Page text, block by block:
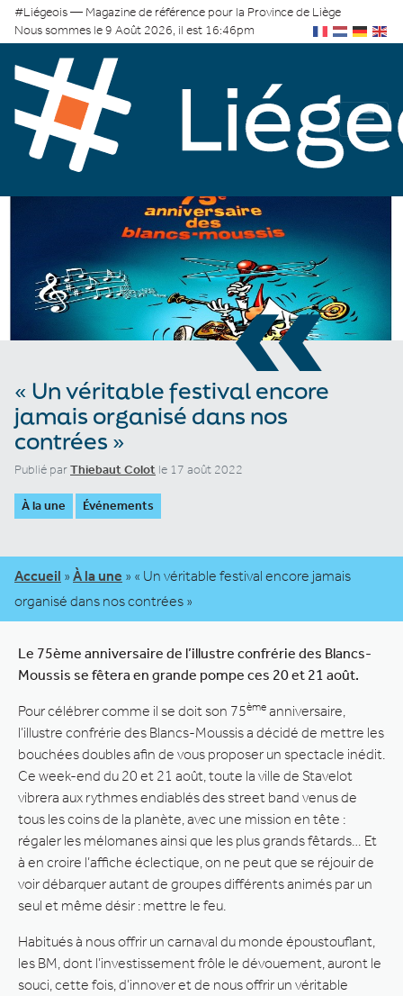
#Liégeois — Magazine de référence pour la Province de Liège
Nous sommes le 9 Août 2026, il est 16:46pm
«
« Un véritable festival encore
jamais organisé dans nos
contrées »
Publié parThiebaut Colot le 17 août 2022
À la une Événements
Accueil » À la une » « Un véritable festival encore jamais
organisé dans nos contrées »
Le 75ème anniversaire de l’illustre confrérie des Blancs-
Moussis se fêtera en grande pompe ces 20 et 21 août.
Pour célébrer comme il se doit son 75ème anniversaire,
l’illustre confrérie des Blancs-Moussis a décidé de mettre les
bouchées doubles afin de vous proposer un spectacle inédit.
Ce week-end du 20 et 21 août, toute la ville de Stavelot
vibrera aux rythmes endiablés des street band venus de
tous les coins de la planète, avec une mission en tête :
régaler les mélomanes ainsi que les plus grands fêtards… Et
à en croire l’affiche éclectique, on ne peut que se réjouir de
voir débarquer autant de groupes différents animés par un
seul et même désir : mettre le feu.
Habitués à nous offrir un carnaval du monde époustouflant,
les BM, dont l’investissement frôle le dévouement, auront le
souci, cette fois, d’innover et de nous offrir un véritable